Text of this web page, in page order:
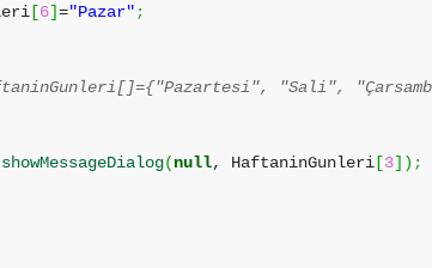
[6]="Pazar" ;
"Sali",
showMessageDialog(null, HaftaninGunleri[3] ) ;